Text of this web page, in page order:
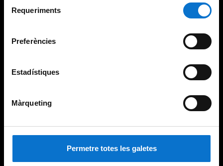
consultar laPolítica de galetes del lloc web de la
Requeriments
Preferències
Estadístiques
Màrqueting
Permetre totes les galetes